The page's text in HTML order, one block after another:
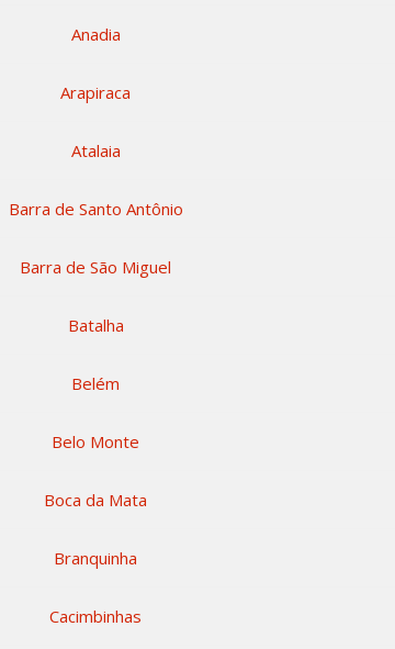
Anadia
Arapiraca
Atalaia
Barra de Santo Antônio
Barra de São Miguel
Batalha
Belém
Belo Monte
Boca da Mata
Branquinha
Cacimbinhas